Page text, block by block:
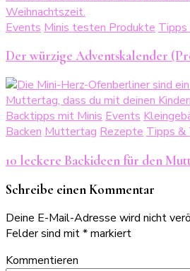
Events Minis testen Produkte Tipps
Der würzige Adventskalender
Backtipps mit Minis Events
Backen Muttertag Rezepte Tipps &
10 leckere Backideen für den
Schreibe einen Kommentar
Deine E-Mail-Adresse wird nicht
Felder sind mit*markiert
Kommentieren